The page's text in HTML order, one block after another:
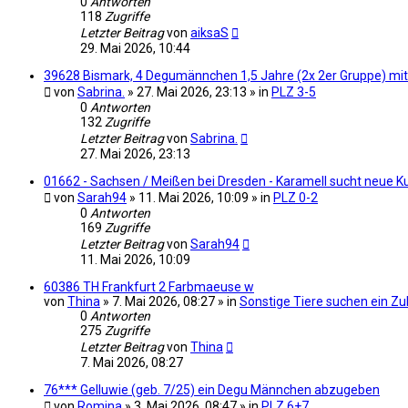
118 Zugriffe
Letzter Beitragvon aiksaS
29. Mai 2026, 10:44
39628 Bismark, 4 Degumännchen 1,5 Jahre (2x 2er Gruppe)
von Sabrina. » 27. Mai 2026, 23:13 » in PLZ 3-5
0 Antworten
132 Zugriffe
Letzter Beitragvon Sabrina.
27. Mai 2026, 23:13
01662 - Sachsen / Meißen bei Dresden - Karamell sucht neue
von Sarah94 » 11. Mai 2026, 10:09 » in PLZ 0-2
0 Antworten
169 Zugriffe
Letzter Beitragvon Sarah94
11. Mai 2026, 10:09
60386 TH Frankfurt 2 Farbmaeuse w
von Thina » 7. Mai 2026, 08:27 » in Sonstige Tiere suchen ein
0 Antworten
275 Zugriffe
Letzter Beitragvon Thina
7. Mai 2026, 08:27
76*** Gelluwie (geb. 7/25) ein Degu Männchen abzugeben